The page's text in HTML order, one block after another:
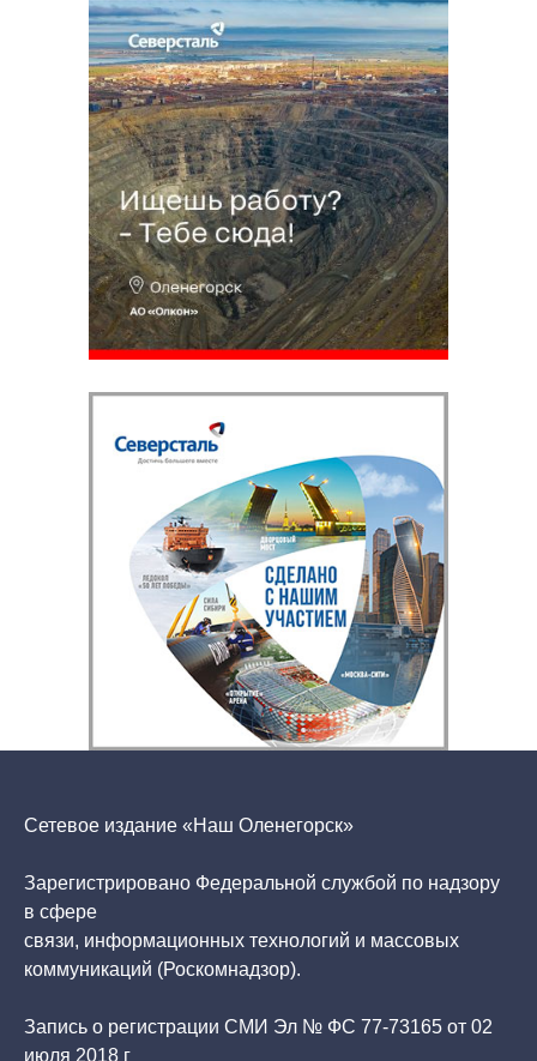
Сетевое издание «Наш Оленегорск»
Зарегистрировано Федеральной службой по надзору
в сфере
связи, информационных технологий и массовых
коммуникаций (Роскомнадзор).
Запись о регистрации СМИ Эл № ФС 77-73165 от 02
июля 2018 г